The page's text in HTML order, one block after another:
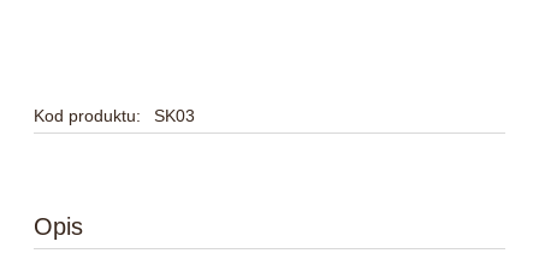
Kod produktu: SK03
Opis